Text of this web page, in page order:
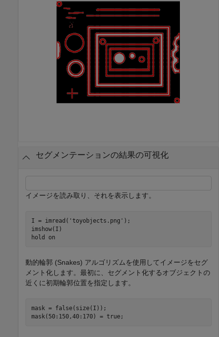
セグメンテーションの結果の可視化
イメージを読み取り、それを表示します。
I = imread( 'toyobjects.png' );
imshow(I)
hold
on
動的輪郭 (Snakes) アルゴリズムを使用してイメージをセグ
メント化します。最初に、セグメント化するオブジェクトの
近くに初期輪郭位置を指定します。
mask = false(size(I));
mask(50:150,40:170) = true;